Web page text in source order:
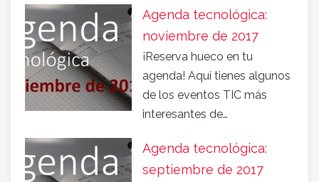
Agenda tecnológica:
noviembre de 2017
¡Reserva hueco en tu
agenda! Aquí tienes algunos
de los eventos TIC más
interesantes de…
Agenda tecnológica:
septiembre de 2017